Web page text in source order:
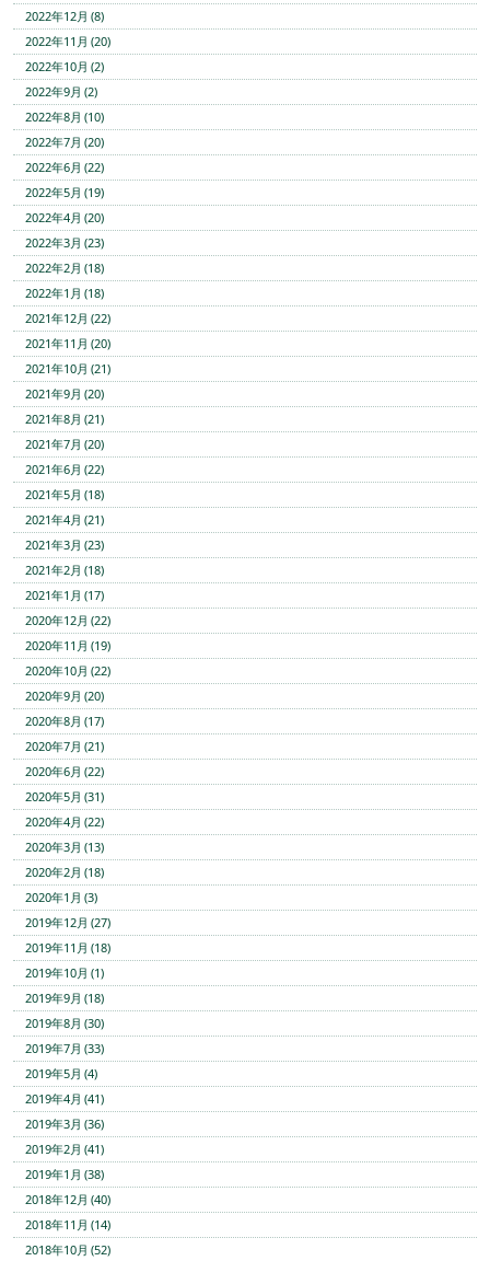
2022年12月 (8)
2022年11月 (20)
2022年10月 (2)
2022年9月 (2)
2022年8月 (10)
2022年7月 (20)
2022年6月 (22)
2022年5月 (19)
2022年4月 (20)
2022年3月 (23)
2022年2月 (18)
2022年1月 (18)
2021年12月 (22)
2021年11月 (20)
2021年10月 (21)
2021年9月 (20)
2021年8月 (21)
2021年7月 (20)
2021年6月 (22)
2021年5月 (18)
2021年4月 (21)
2021年3月 (23)
2021年2月 (18)
2021年1月 (17)
2020年12月 (22)
2020年11月 (19)
2020年10月 (22)
2020年9月 (20)
2020年8月 (17)
2020年7月 (21)
2020年6月 (22)
2020年5月 (31)
2020年4月 (22)
2020年3月 (13)
2020年2月 (18)
2020年1月 (3)
2019年12月 (27)
2019年11月 (18)
2019年10月 (1)
2019年9月 (18)
2019年8月 (30)
2019年7月 (33)
2019年5月 (4)
2019年4月 (41)
2019年3月 (36)
2019年2月 (41)
2019年1月 (38)
2018年12月 (40)
2018年11月 (14)
2018年10月 (52)